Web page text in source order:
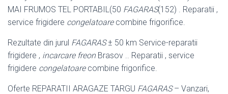
MAI FRUMOS TEL PORTABIL(50 FAGARAS(152) . Reparatii ,
service frigidere congelatoarecombine frigorifice.
Rezultate din jurul FAGARAS± 50 km Service-reparatii
frigidere , incarcare freonBrasov .. Reparatii , service
frigidere congelatoarecombine frigorifice.
Oferte REPARATII ARAGAZE TARGU FAGARAS– Vanzari,